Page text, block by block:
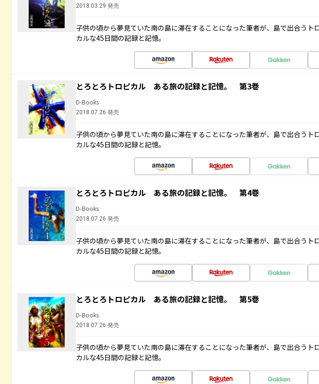
2018.03.29 発売
子供の頃から夢見ていた南の島に滞在することになった筆者が、島で出合うト
カルな45日間の記録と記憶。
とろとろトロピカル ある旅の記録と記憶。 第3巻
D-Books
2018.07.26 発売
子供の頃から夢見ていた南の島に滞在することになった筆者が、島で出合うト
カルな45日間の記録と記憶。
とろとろトロピカル ある旅の記録と記憶。 第4巻
D-Books
2018.07.26 発売
子供の頃から夢見ていた南の島に滞在することになった筆者が、島で出合うト
カルな45日間の記録と記憶。
とろとろトロピカル ある旅の記録と記憶。 第5巻
D-Books
2018.07.26 発売
子供の頃から夢見ていた南の島に滞在することになった筆者が、島で出合うト
カルな45日間の記録と記憶。